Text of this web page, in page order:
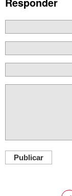
Publicar